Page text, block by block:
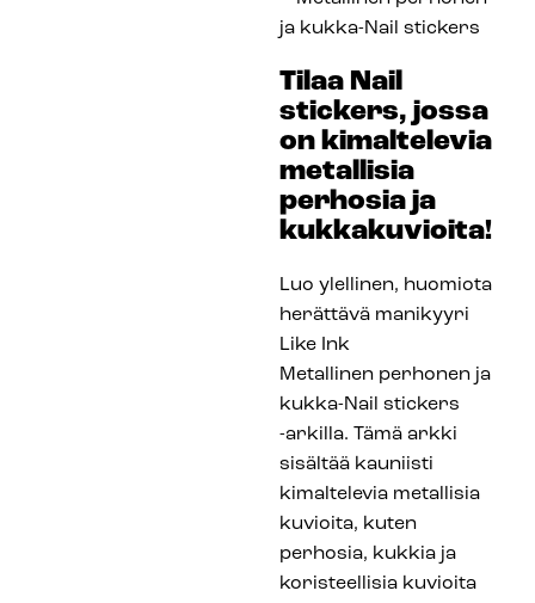
ja kukka-Nail stickers
Tilaa Nail
stickers, jossa
on kimaltelevia
metallisia
perhosia ja
kukkakuvioita!
Luo ylellinen, huomiota
herättävä manikyyri
Like Ink
Metallinen perhonen ja
kukka-Nail stickers
-arkilla. Tämä arkki
sisältää kauniisti
kimaltelevia metallisia
kuvioita, kuten
perhosia, kukkia ja
koristeellisia kuvioita